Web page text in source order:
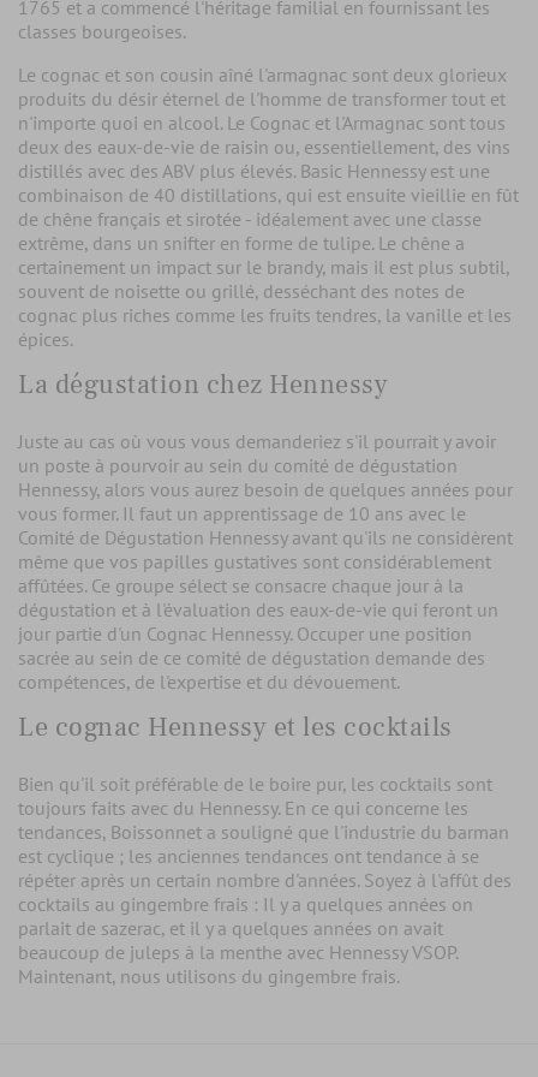
1765 et a commencé l'héritage familial en fournissant les
classes bourgeoises.
Le cognac et son cousin aîné l'armagnac sont deux glorieux
produits du désir éternel de l'homme de transformer tout et
n'importe quoi en alcool. Le Cognac et l'Armagnac sont tous
deux des eaux-de-vie de raisin ou, essentiellement, des vins
distillés avec des ABV plus élevés. Basic Hennessy est une
combinaison de 40 distillations, qui est ensuite vieillie en fût
de chêne français et sirotée - idéalement avec une classe
extrême, dans un snifter en forme de tulipe. Le chêne a
certainement un impact sur le brandy, mais il est plus subtil,
souvent de noisette ou grillé, desséchant des notes de
cognac plus riches comme les fruits tendres, la vanille et les
épices.
La dégustation chez Hennessy
Juste au cas où vous vous demanderiez s'il pourrait y avoir
un poste à pourvoir au sein du comité de dégustation
Hennessy, alors vous aurez besoin de quelques années pour
vous former. Il faut un apprentissage de 10 ans avec le
Comité de Dégustation Hennessy avant qu'ils ne considèrent
même que vos papilles gustatives sont considérablement
affûtées. Ce groupe sélect se consacre chaque jour à la
dégustation et à l'évaluation des eaux-de-vie qui feront un
jour partie d'un Cognac Hennessy. Occuper une position
sacrée au sein de ce comité de dégustation demande des
compétences, de l'expertise et du dévouement.
Le cognac Hennessy et les cocktails
Bien qu'il soit préférable de le boire pur, les cocktails sont
toujours faits avec du Hennessy. En ce qui concerne les
tendances, Boissonnet a souligné que l'industrie du barman
est cyclique ; les anciennes tendances ont tendance à se
répéter après un certain nombre d'années. Soyez à l'affût des
cocktails au gingembre frais : Il y a quelques années on
parlait de sazerac, et il y a quelques années on avait
beaucoup de juleps à la menthe avec Hennessy VSOP.
Maintenant, nous utilisons du gingembre frais.